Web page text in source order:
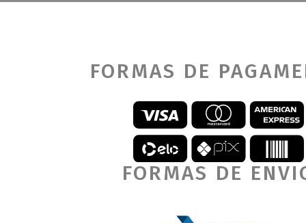
FORMAS DE
FORMAS DE